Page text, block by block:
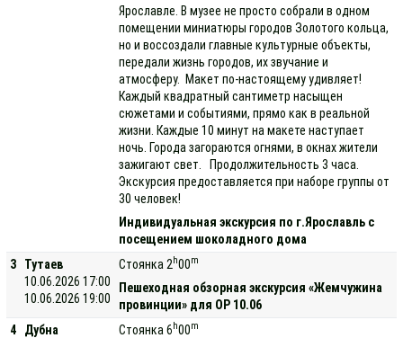
Ярославле. В музее не просто собрали в одном
помещении миниатюры городов Золотого кольца,
но и воссоздали главные культурные объекты,
передали жизнь городов, их звучание и
атмосферу. Макет по-настоящему удивляет!
Каждый квадратный сантиметр насыщен
сюжетами и событиями, прямо как в реальной
жизни. Каждые 10 минут на макете наступает
ночь. Города загораются огнями, в окнах жители
зажигают свет. Продолжительность 3 часа.
Экскурсия предоставляется при наборе группы от
30 человек!
Индивидуальная экскурсия по г.Ярославль с
посещением шоколадного дома
3
Тутаев
10.06.2026 17:00
10.06.2026 19:00
Стоянка 2 h00m
Пешеходная обзорная экскурсия «Жемчужина
провинции» для ОР 10.06
4
Дубна
Стоянка 6 h00m